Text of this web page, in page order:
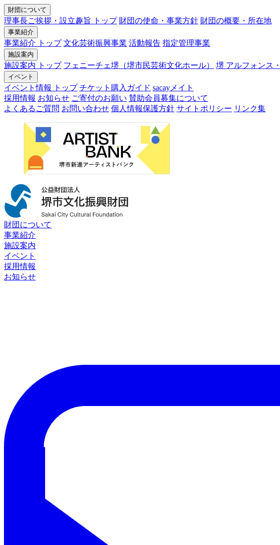
財団について
理事長ご挨拶・設立趣旨 トップ 財団の使命・事業方針 財団の概要・所在地
事業紹介
事業紹介 トップ 文化芸術振興事業 活動報告 指定管理事業
施設案内
施設案内 トップ フェニーチェ堺（堺市民芸術文化ホール） 堺 アルフォンス
イベント
イベント情報 トップ チケット購入ガイド sacayメイト
採用情報 お知らせ ご寄付のお願い 賛助会員募集について
よくあるご質問 お問い合わせ 個人情報保護方針 サイトポリシー リンク集
財団について
事業紹介
施設案内
イベント
採用情報
お知らせ